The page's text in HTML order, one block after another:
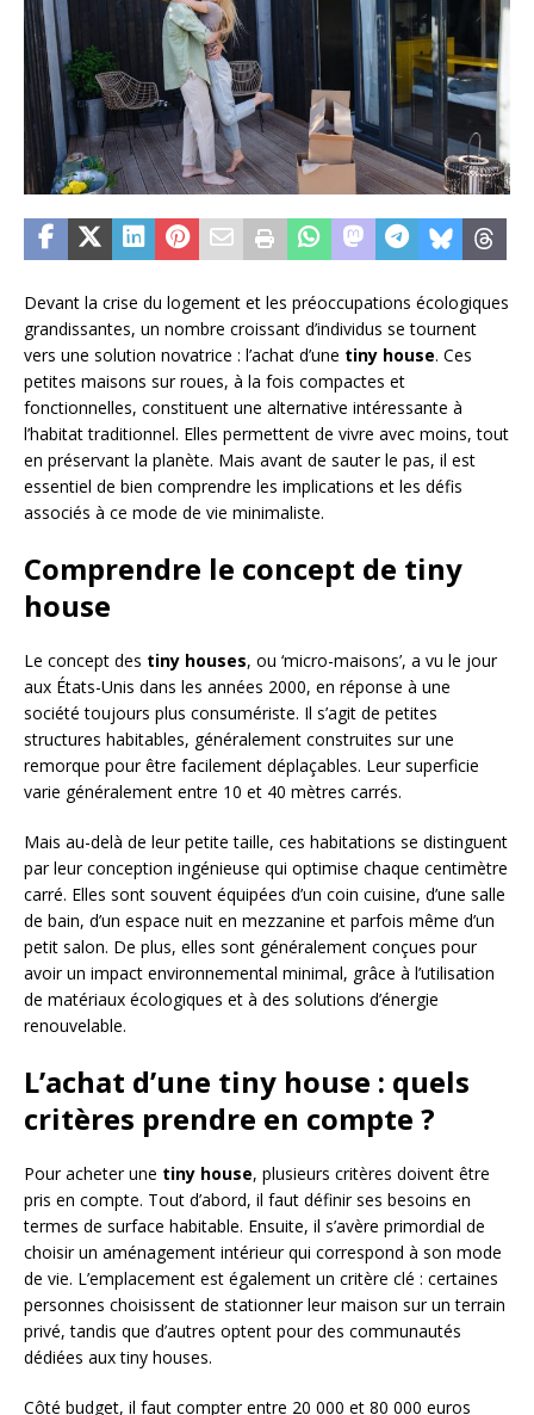
Devant la crise du logement et les préoccupations écologiques
grandissantes, un nombre croissant d’individus se tournent
vers une solution novatrice : l’achat d’une tiny house. Ces
petites maisons sur roues, à la fois compactes et
fonctionnelles, constituent une alternative intéressante à
l’habitat traditionnel. Elles permettent de vivre avec moins, tout
en préservant la planète. Mais avant de sauter le pas, il est
essentiel de bien comprendre les implications et les défis
associés à ce mode de vie minimaliste.
Comprendre le concept de tiny
house
Le concept des tiny houses, ou ‘micro-maisons’, a vu le jour
aux États-Unis dans les années 2000, en réponse à une
société toujours plus consumériste. Il s’agit de petites
structures habitables, généralement construites sur une
remorque pour être facilement déplaçables. Leur superficie
varie généralement entre 10 et 40 mètres carrés.
Mais au-delà de leur petite taille, ces habitations se distinguent
par leur conception ingénieuse qui optimise chaque centimètre
carré. Elles sont souvent équipées d’un coin cuisine, d’une salle
de bain, d’un espace nuit en mezzanine et parfois même d’un
petit salon. De plus, elles sont généralement conçues pour
avoir un impact environnemental minimal, grâce à l’utilisation
de matériaux écologiques et à des solutions d’énergie
renouvelable.
L’achat d’une tiny house : quels
critères prendre en compte ?
Pour acheter une tiny house, plusieurs critères doivent être
pris en compte. Tout d’abord, il faut définir ses besoins en
termes de surface habitable. Ensuite, il s’avère primordial de
choisir un aménagement intérieur qui correspond à son mode
de vie. L’emplacement est également un critère clé : certaines
personnes choisissent de stationner leur maison sur un terrain
privé, tandis que d’autres optent pour des communautés
dédiées aux tiny houses.
Côté budget, il faut compter entre 20 000 et 80 000 euros